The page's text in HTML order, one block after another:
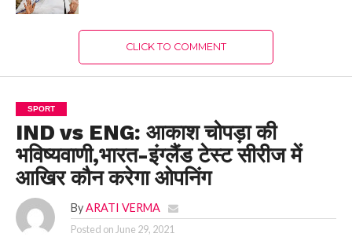
CLICK TO COMMENT
SPORT
IND vs ENG: आकाश चोपड़ा की
भविष्यवाणी,भारत-इंग्लैंड टेस्ट सीरीज में
आखिर कौन करेगा ओपनिंग
By ARATI VERMA
Posted on June 29, 2021